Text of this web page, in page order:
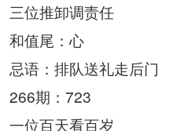
三位推卸调责任
和值尾：心
忌语：排队送礼走后门
266期：723
一位百天看百岁